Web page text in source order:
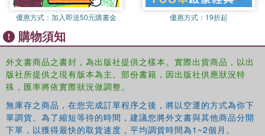
nation-state. In tackling the conjunctions of nation, gender and
visual representation, the case studies presented in this publication
can be seen to provide exciting new perspectives on the study of
nations, of gender and the history of art. The range of countries
chosen and the variety of images scrutinised create a broad arena
for further debate.
優惠方式： 加入即送50元購書金 優惠方式： 19折起
購物須知
外文書商品之書封，為出版社提供之樣本。實際出貨商品，以出
版社所提供之現有版本為主。部份書籍，因出版社供應狀況特
殊，匯率將依實際狀況做調整。
無庫存之商品，在您完成訂單程序之後，將以空運的方式為你下
單調貨。為了縮短等待的時間，建議您將外文書與其他商品分開
下單，以獲得最快的取貨速度，平均調貨時間為1~2個月。